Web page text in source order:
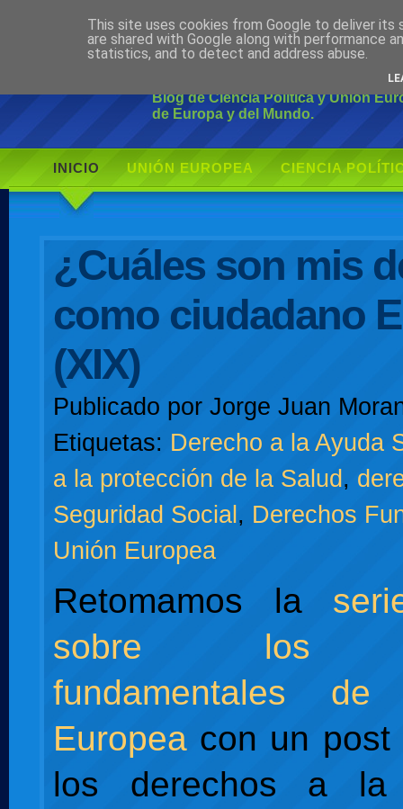
Ciudadano
Blog de Ciencia Política y Unión
de Europa y del Mundo.
INICIO UNIÓN EUROPEA CIENCIA
¿Cuáles son mis
como ciudadano
(XIX)
Publicado por Jorge Juan
Etiquetas: Derecho a la Ayuda
a la protección de la Salud,
Seguridad Social, Derechos
Unión Europea
Retomamos la
sobre los
fundamentales
Europeacon un post
los derechos a la
This site uses cookies from Google to deliver its
are shared with Google along with performance
statistics, and to detect and address abuse.